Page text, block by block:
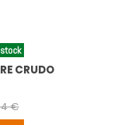
CRUDO
€